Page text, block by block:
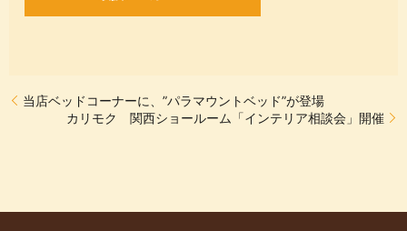
当店ベッドコーナーに、”パラマウントベッド”が登場
カリモク 関西ショールーム「インテリア相談会」開催